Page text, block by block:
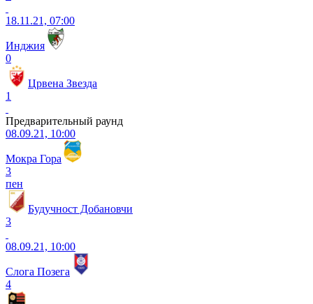
18.11.21, 07:00
Инджия
0
Црвена Звезда
1
Предварительный раунд
08.09.21, 10:00
Мокра Гора
3
пен
Будучност Добановчи
3
08.09.21, 10:00
Слога Позега
4